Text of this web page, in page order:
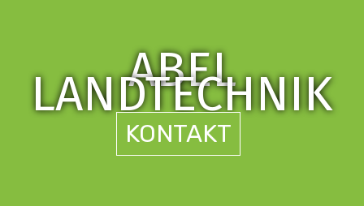
ABEL
LANDTECHNIK
KONTAKT